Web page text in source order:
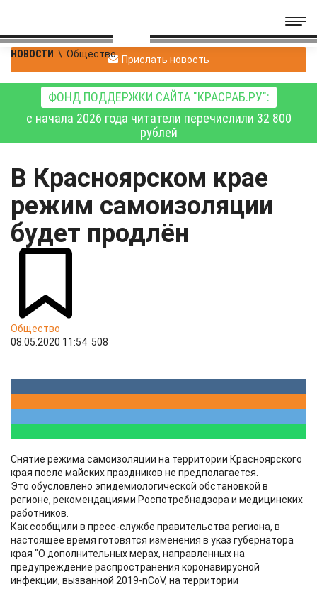
НОВОСТИ \ Общество Прислать новость
ФОНД ПОДДЕРЖКИ САЙТА "КРАСРАБ.РУ":
с начала 2026 года читатели перечислили 32 800
рублей
В Красноярском крае
режим самоизоляции
будет продлён
Общество
08.05.2020 11:54 508
Снятие режима самоизоляции на территории Красноярского
края после майских праздников не предполагается.
Это обусловлено эпидемиологической обстановкой в
регионе, рекомендациями Роспотребнадзора и медицинских
работников.
Как сообщили в пресс-службе правительства региона, в
настоящее время готовятся изменения в указ губернатора
края "О дополнительных мерах, направленных на
предупреждение распространения коронавирусной
инфекции, вызванной 2019-nCoV, на территории